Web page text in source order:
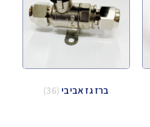
ברז גז אביבי (36)